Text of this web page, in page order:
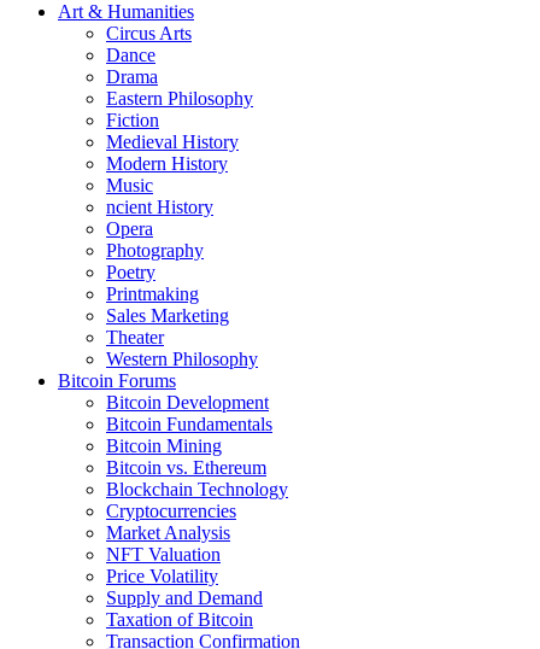
Art & Humanities
Circus Arts
Dance
Drama
Eastern Philosophy
Fiction
Medieval History
Modern History
Music
ncient History
Opera
Photography
Poetry
Printmaking
Sales Marketing
Theater
Western Philosophy
Bitcoin Forums
Bitcoin Development
Bitcoin Fundamentals
Bitcoin Mining
Bitcoin vs. Ethereum
Blockchain Technology
Cryptocurrencies
Market Analysis
NFT Valuation
Price Volatility
Supply and Demand
Taxation of Bitcoin
Transaction Confirmation